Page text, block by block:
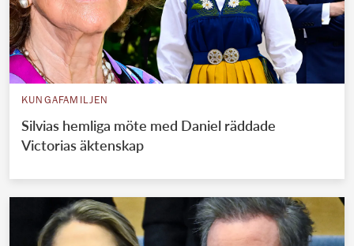
KUNGAFAMILJEN
Silvias hemliga möte med Daniel räddade
Victorias äktenskap